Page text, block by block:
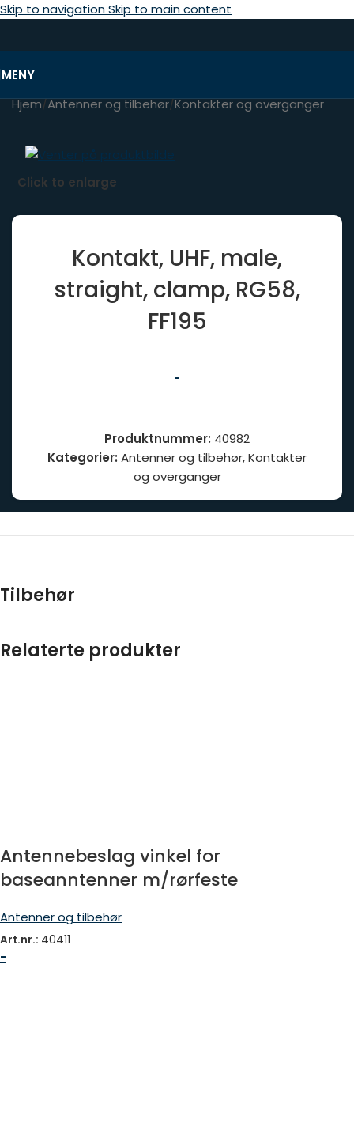
Skip to navigationSkip to main content
MENY
Hjem/Antenner og tilbehør/Kontakter og overganger
Click to enlarge
Kontakt, UHF, male,
straight, clamp, RG58,
FF195
-
Produktnummer: 40982
Kategorier: Antenner og tilbehør,Kontakter
og overganger
Tilbehør
Relaterte produkter
Antennebeslag vinkel for
baseanntenner m/rørfeste
Antenner og tilbehør
Art.nr.: 40411
-